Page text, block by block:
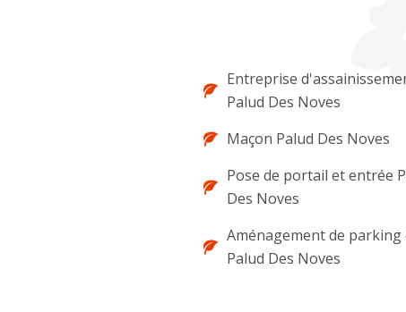
Entreprise
Palud Des Noves
Maçon Palud Des Noves
Pose de portail et entrée
Des Noves
Aménagement de parking
Palud Des Noves